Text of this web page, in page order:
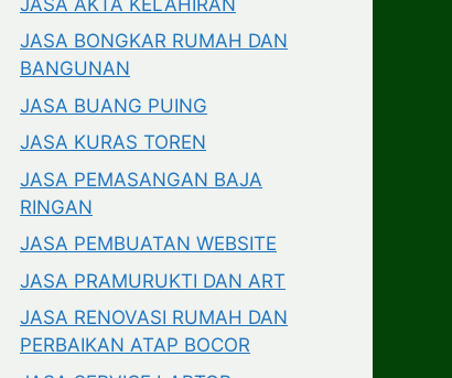
JASA BONGKAR RUMAH DAN
BANGUNAN
JASA BUANG PUING
JASA KURAS TOREN
JASA PEMASANGAN BAJA
RINGAN
JASA PEMBUATAN WEBSITE
JASA PRAMURUKTI DAN ART
JASA RENOVASI RUMAH DAN
PERBAIKAN ATAP BOCOR